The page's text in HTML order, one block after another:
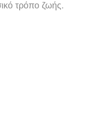
τρόπο ζωής.